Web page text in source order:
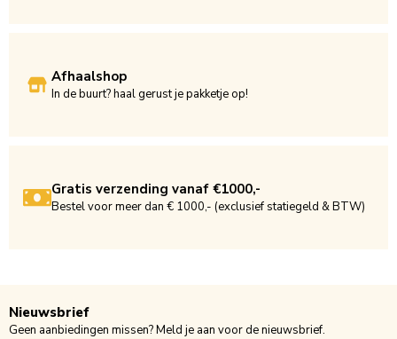
Afhaalshop
In de buurt? haal gerust je pakketje op!
Gratis verzending vanaf €1000,-
Bestel voor meer dan € 1000,- (exclusief statiegeld & BTW)
Nieuwsbrief
Geen aanbiedingen missen? Meld je aan voor de nieuwsbrief.